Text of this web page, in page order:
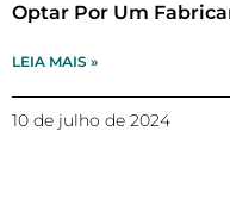
Optar Por Um
LEIA MAIS »
10 de julho de 2024